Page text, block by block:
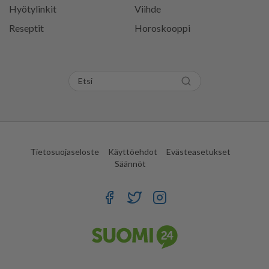
Hyötylinkit
Viihde
Reseptit
Horoskooppi
Tietosuojaseloste Käyttöehdot
Evästeasetukset
Säännöt